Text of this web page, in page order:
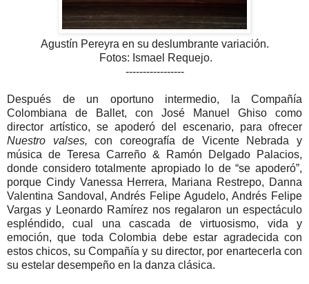
Agustín Pereyra en su deslumbrante variación.
Fotos: Ismael Requejo.
-----------------
Después de un oportuno intermedio, la Compañía
Colombiana de Ballet, con José Manuel Ghiso como
director artístico, se apoderó del escenario, para ofrecer
Nuestro valses, con coreografía de Vicente Nebrada y
música de Teresa Carreño & Ramón Delgado Palacios,
donde considero totalmente apropiado lo de “se apoderó”,
porque Cindy Vanessa Herrera, Mariana Restrepo, Danna
Valentina Sandoval, Andrés Felipe Agudelo, Andrés Felipe
Vargas y Leonardo Ramírez nos regalaron un espectáculo
espléndido, cual una cascada de virtuosismo, vida y
emoción, que toda Colombia debe estar agradecida con
estos chicos, su Compañía y su director, por enartecerla con
su estelar desempeño en la danza clásica.